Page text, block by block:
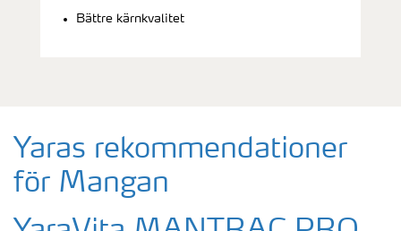
Bättre kärnkvalitet
Yaras rekommendationer
för Mangan